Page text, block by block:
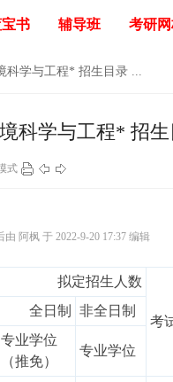
书 辅导班 考研
科学与工程* 招生目录 ...
科学与工程* 招
式
由 阿枫 于 2022-9-20 17:37 编辑
拟定招生人数
考
全日制
非全日制
专业学位
（推免）
专业学位